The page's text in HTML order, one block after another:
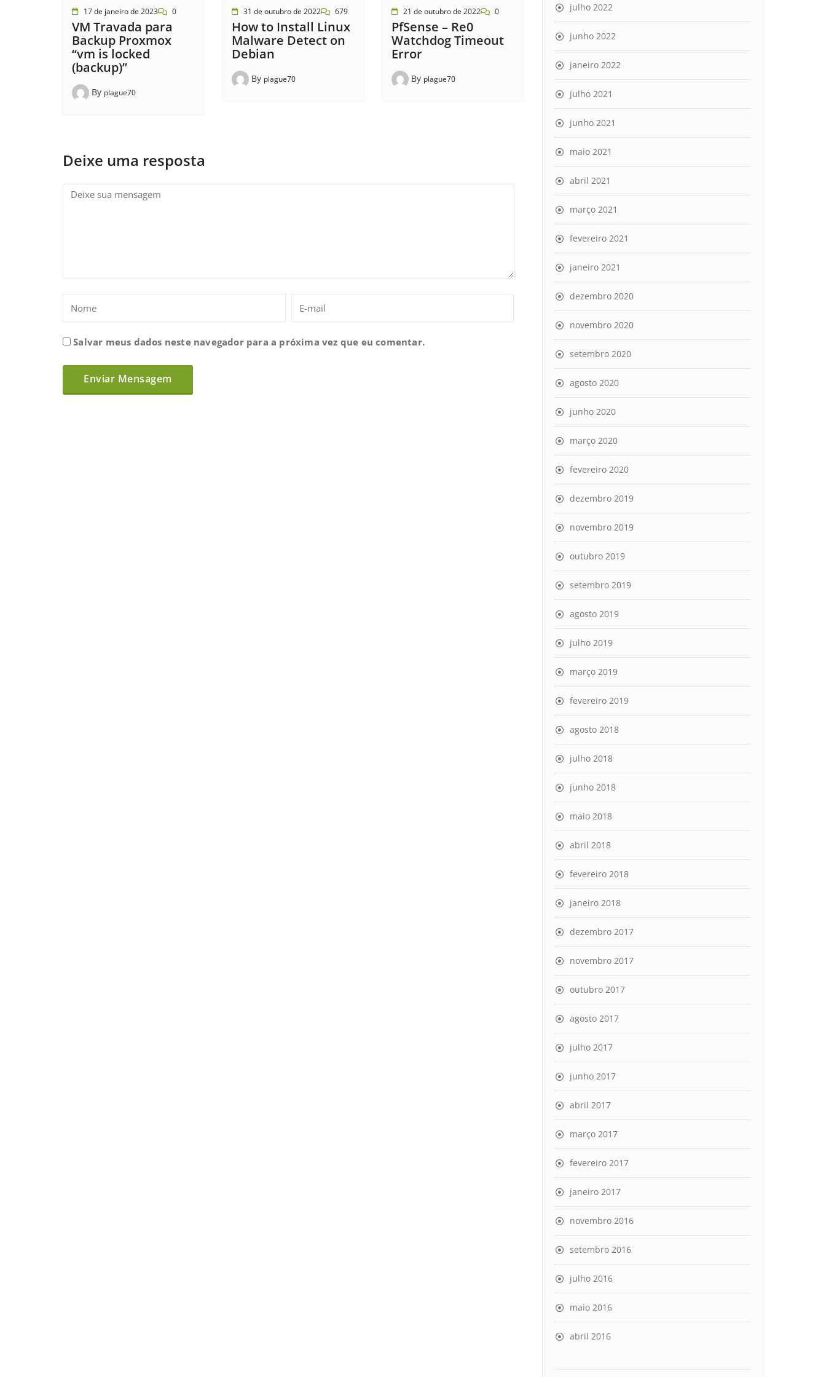
17 de janeiro de 2023 0
VM Travada para
Backup Proxmox
“vm is locked
(backup)”
By plague70
31 de outubro de 2022 679
How to Install Linux
Malware Detect on
Debian
By plague70
21 de outubro de 2022 0
PfSense – Re0
Watchdog Timeout
Error
By plague70
Deixe uma resposta
Salvar meus dados neste navegador para a próxima vez que eu comentar.
julho 2022
junho 2022
janeiro 2022
julho 2021
junho 2021
maio 2021
abril 2021
março 2021
fevereiro 2021
janeiro 2021
dezembro 2020
novembro 2020
setembro 2020
agosto 2020
junho 2020
março 2020
fevereiro 2020
dezembro 2019
novembro 2019
outubro 2019
setembro 2019
agosto 2019
julho 2019
março 2019
fevereiro 2019
agosto 2018
julho 2018
junho 2018
maio 2018
abril 2018
fevereiro 2018
janeiro 2018
dezembro 2017
novembro 2017
outubro 2017
agosto 2017
julho 2017
junho 2017
abril 2017
março 2017
fevereiro 2017
janeiro 2017
novembro 2016
setembro 2016
julho 2016
maio 2016
abril 2016